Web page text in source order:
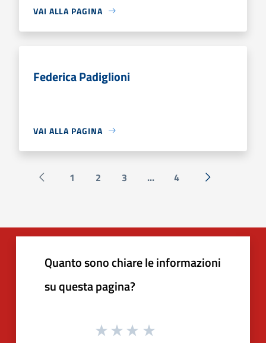
VAI ALLA PAGINA
Federica Padiglioni
VAI ALLA PAGINA
Pagina precedente
1 2 3 ... 4 Successiva »
Quanto sono chiare le informazioni
su questa pagina?